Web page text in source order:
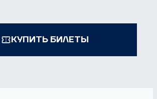
КУПИТЬ БИЛЕТЫ